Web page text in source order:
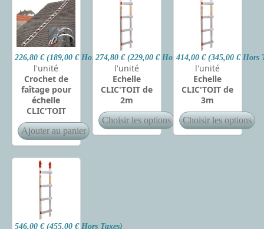
226,80 € (189,00 € Hors Taxes)
l'unité
Crochet de
faîtage pour
échelle
CLIC'TOIT
274,80 € (229,00 € Hors Taxes)
l'unité
Echelle
CLIC'TOIT de
2m
414,00 € (345,00 € Hors
l'unité
Echelle
CLIC'TOIT de
3m
546,00 € (455,00 € Hors Taxes)